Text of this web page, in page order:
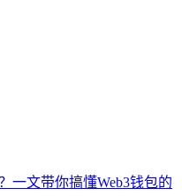
一文带你搞懂Web3钱包的